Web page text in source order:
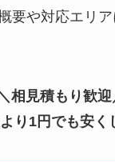
要や対応エリ
相見積もり歓迎
り1円でも安く